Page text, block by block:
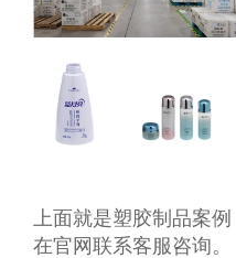
上面就是塑胶制品案
在官网联系客服咨询。